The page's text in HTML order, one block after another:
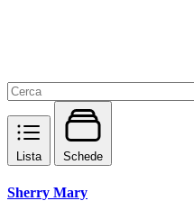
Lista Schede
Sherry Mary